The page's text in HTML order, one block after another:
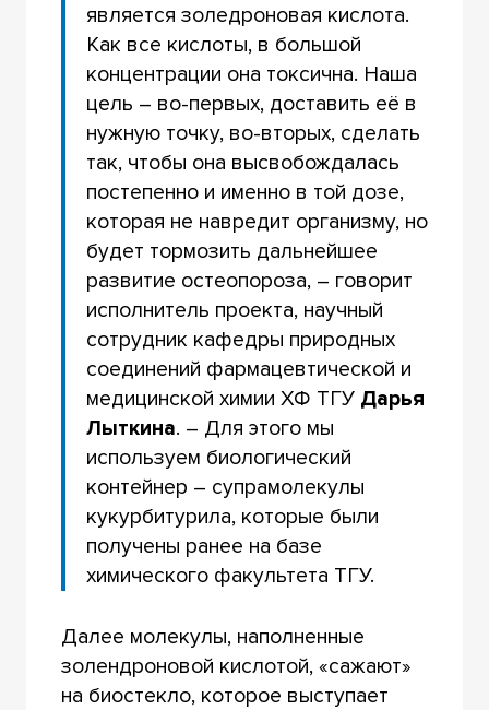
является золедроновая кислота.
Как все кислоты, в большой
концентрации она токсична. Наша
цель – во-первых, доставить её в
нужную точку, во-вторых, сделать
так, чтобы она высвобождалась
постепенно и именно в той дозе,
которая не навредит организму, но
будет тормозить дальнейшее
развитие остеопороза, – говорит
исполнитель проекта, научный
сотрудник кафедры природных
соединений фармацевтической и
медицинской химии ХФ ТГУ Дарья
Лыткина. – Для этого мы
используем биологический
контейнер – супрамолекулы
кукурбитурила, которые были
получены ранее на базе
химического факультета ТГУ.
Далее молекулы, наполненные
золендроновой кислотой, «сажают»
на биостекло, которое выступает